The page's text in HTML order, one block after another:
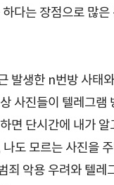
다는 장점으로 많은
발생한 n번방 사태
사진들이 텔레그램
면 단시간에 내가
도 모르는 사진을
죄 악용 우려와 텔레